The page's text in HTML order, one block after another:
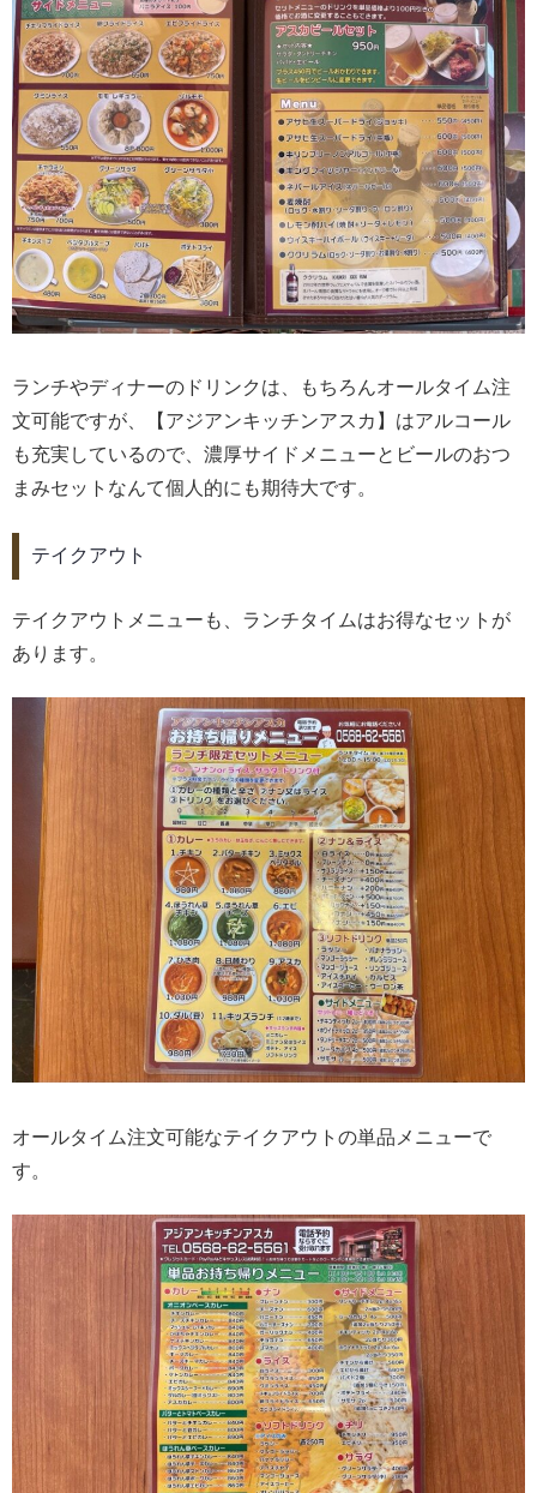
ランチやディナーのドリンクは、もちろんオールタイム注
文可能ですが、【アジアンキッチンアスカ】はアルコール
も充実しているので、濃厚サイドメニューとビールのおつ
まみセットなんて個人的にも期待大です。
テイクアウト
テイクアウトメニューも、ランチタイムはお得なセットが
あります。
オールタイム注文可能なテイクアウトの単品メニューで
す。